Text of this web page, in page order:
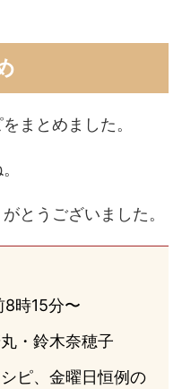
まとめました。
とうございました。
時15分〜
・鈴木奈穂子
ピ、金曜日恒例の